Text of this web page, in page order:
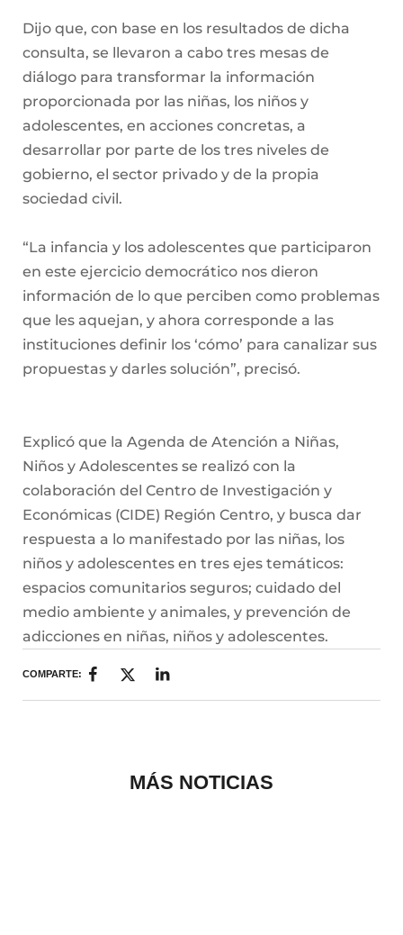
Dijo que, con base en los resultados de dicha
consulta, se llevaron a cabo tres mesas de
diálogo para transformar la información
proporcionada por las niñas, los niños y
adolescentes, en acciones concretas, a
desarrollar por parte de los tres niveles de
gobierno, el sector privado y de la propia
sociedad civil.
“La infancia y los adolescentes que participaron
en este ejercicio democrático nos dieron
información de lo que perciben como problemas
que les aquejan, y ahora corresponde a las
instituciones definir los ‘cómo’ para canalizar sus
propuestas y darles solución”, precisó.
Explicó que la Agenda de Atención a Niñas,
Niños y Adolescentes se realizó con la
colaboración del Centro de Investigación y
Económicas (CIDE) Región Centro, y busca dar
respuesta a lo manifestado por las niñas, los
niños y adolescentes en tres ejes temáticos:
espacios comunitarios seguros; cuidado del
medio ambiente y animales, y prevención de
adicciones en niñas, niños y adolescentes.
COMPARTE:
MÁS NOTICIAS